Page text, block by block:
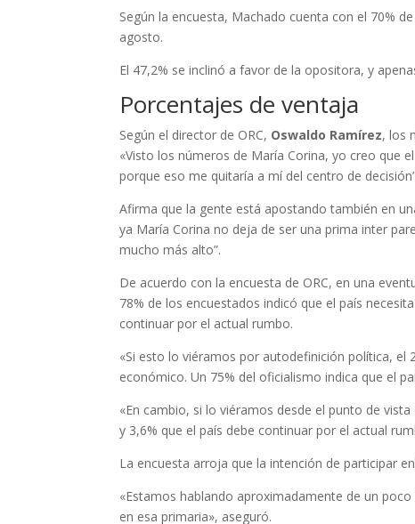
Según la encuesta, Machado cuenta con el 70%
agosto.
El 47,2% se inclinó a favor de la opositora, y
Porcentajes de ventaja
Según el director de ORC, Oswaldo Ramírez, los
«Visto los números de María Corina, yo creo que
porque eso me quitaría a mí del centro de
Afirma que la gente está apostando también en
ya María Corina no deja de ser una prima inter
mucho más alto”.
De acuerdo con la encuesta de ORC, en una
78% de los encuestados indicó que el país
continuar por el actual rumbo.
«Si esto lo viéramos por autodefinición política, el
económico. Un 75% del oficialismo indica que el
«En cambio, si lo viéramos desde el punto de
y 3,6% que el país debe continuar por el actual
La encuesta arroja que la intención de participar
«Estamos hablando aproximadamente de un
en esa primaria», aseguró.